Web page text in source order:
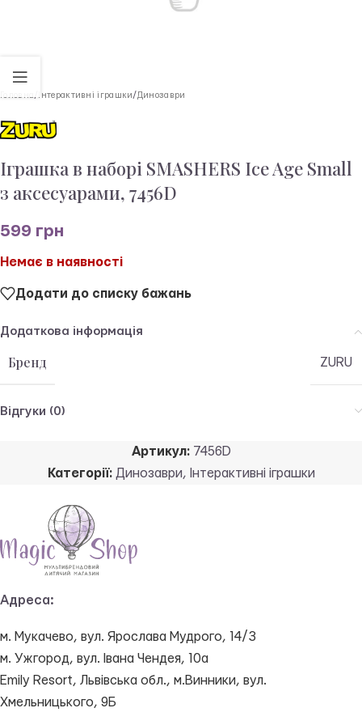
Головна/ Інтерактивні іграшки / Динозаври
Іграшка в наборі SMASHERS Ice Age Small
з аксесуарами, 7456D
599 грн
Немає в наявності
Додати до списку бажань
Додаткова інформація
Бренд ZURU
Відгуки (0)
Артикул: 7456D
Категорії: Динозаври, Інтерактивні іграшки
Адреса:
м. Мукачево, вул. Ярослава Мудрого, 14/3
м. Ужгород, вул. Івана Чендея, 10а
Emily Resort, Львівська обл., м.Винники, вул.
Хмельницького, 9Б